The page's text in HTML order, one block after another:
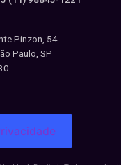
Pinzon, 54
Paulo, SP